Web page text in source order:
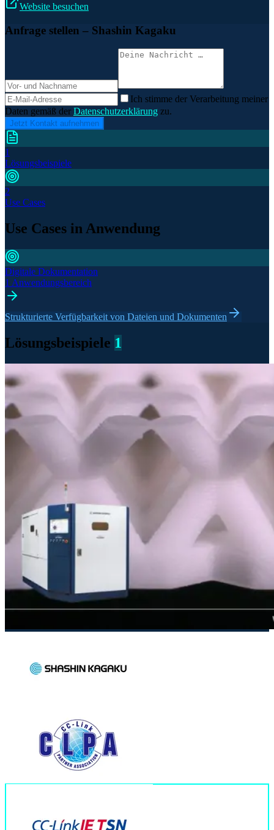
Website besuchen
Anfrage stellen – Shashin Kagaku
Ich stimme der Verarbeitung meiner
Daten gemäß der Datenschutzerklärung zu.
Jetzt Kontakt aufnehmen
1
Lösungsbeispiele
2
Use Cases
Use Cases in Anwendung
Digitale Dokumentation
1 Anwendungsbereich
Strukturierte Verfügbarkeit von Dateien und Dokumenten
Lösungsbeispiele 1